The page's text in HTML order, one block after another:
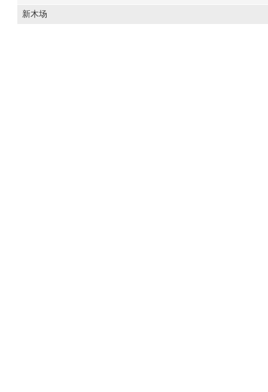
新木场